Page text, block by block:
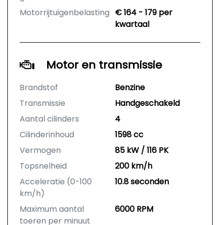
Motorrijtuigenbelasting € 164 - 179 per
kwartaal
Motor en transmissie
Brandstof
Benzine
Transmissie
Handgeschakeld
Aantal cilinders
4
Cilinderinhoud
1598 cc
Vermogen
85 kW / 116 PK
Topsnelheid
200 km/h
Acceleratie (0-100
km/h)
10.8 seconden
Maximum aantal
toeren per minuut
6000 RPM